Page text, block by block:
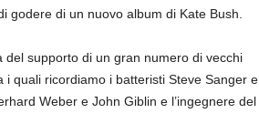
godere di un nuovo album di Kate Bush.
del supporto di un gran numero di vecchi
quali ricordiamo i batteristi Steve Sanger e
Weber e John Giblin e l’ingegnere del